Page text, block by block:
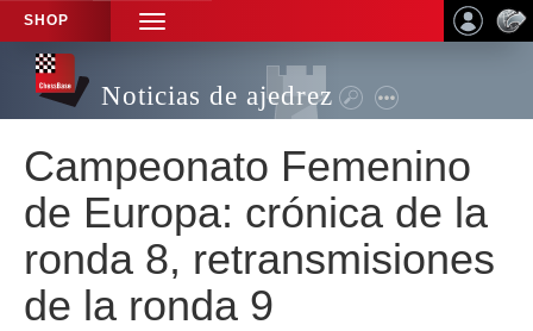
SHOP
TOGGLE
NAVIGATION
Noticias de ajedrez
Campeonato Femenino
de Europa: crónica de la
ronda 8, retransmisiones
de la ronda 9